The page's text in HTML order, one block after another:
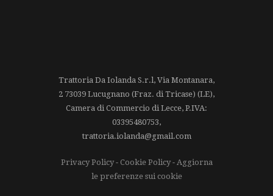
Trattoria Da Iolanda S.r.l, Via Montanara,
2 73039 Lucugnano (Fraz. di Tricase) (LE),
Camera di Commercio di Lecce, P.IVA:
03395480753,
trattoria.iolanda@gmail.com
Privacy Policy- Cookie Policy- Aggiorna
le preferenze sui cookie